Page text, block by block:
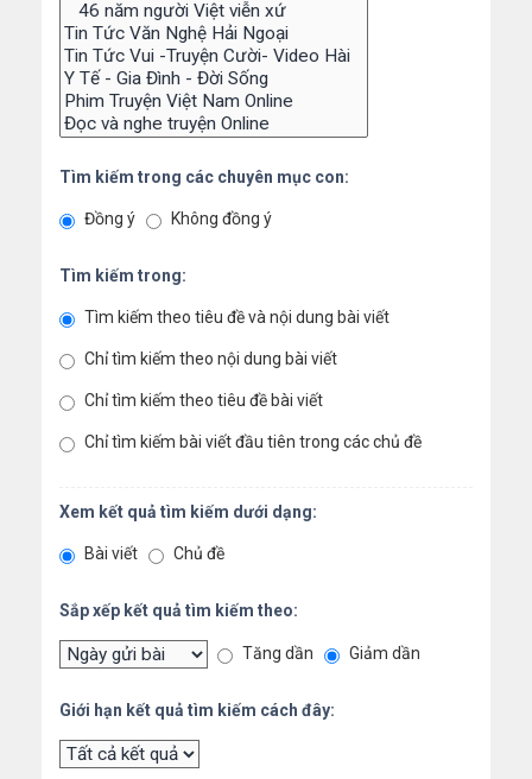
Tìm kiếm trong các chuyên mục con:
Đồng ý Không đồng ý
Tìm kiếm trong:
Tìm kiếm theo tiêu đề và nội dung bài viết
Chỉ tìm kiếm theo nội dung bài viết
Chỉ tìm kiếm theo tiêu đề bài viết
Chỉ tìm kiếm bài viết đầu tiên trong các chủ đề
Xem kết quả tìm kiếm dưới dạng:
Bài viết Chủ đề
Sắp xếp kết quả tìm kiếm theo:
Tăng dần Giảm dần
Giới hạn kết quả tìm kiếm cách đây: